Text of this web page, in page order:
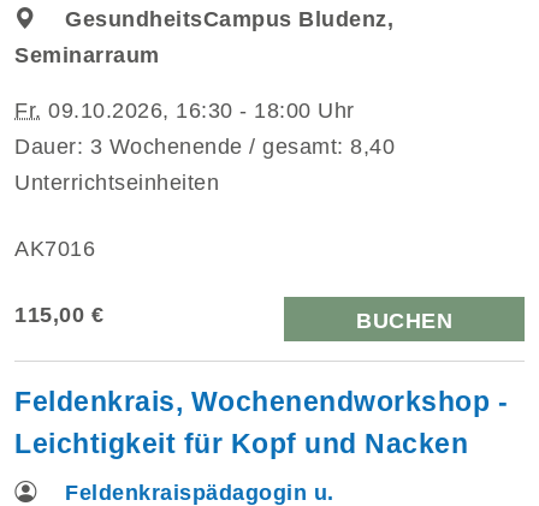
GesundheitsCampus Bludenz,
Seminarraum
Fr. 09.10.2026, 16:30 - 18:00 Uhr
Dauer: 3 Wochenende / gesamt: 8,40
Unterrichtseinheiten
AK7016
115,00 € BUCHEN
Feldenkrais, Wochenendworkshop -
Leichtigkeit für Kopf und Nacken
Feldenkraispädagogin u.